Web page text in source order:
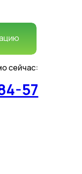
сейчас:
57